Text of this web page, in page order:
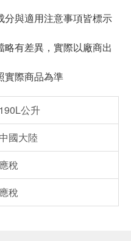
分與適用注意事項皆標示
有差異，實際以廠商出
實際商品為準
190L公升
中國大陸
應稅
應稅